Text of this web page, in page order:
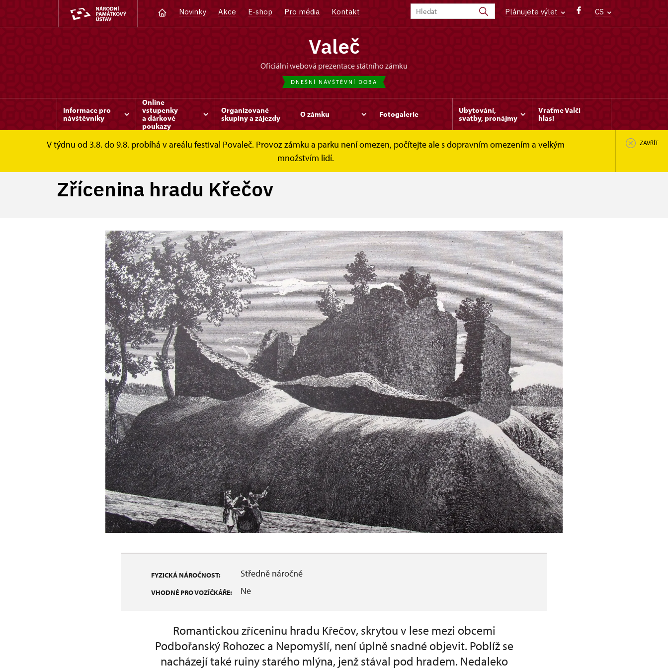
Novinky Akce E-shop Pro média Kontakt Plánujete výlet CS
Valeč
oficiální webová prezentace státního zámku
DNEŠNÍ NÁVŠTĚVNÍ DOBA
Informace pro
návštěvníky
Online
vstupenky
a dárkové
poukazy
Organizované
skupiny a zájezdy
O zámku Fotogalerie
Ubytování,
svatby, pronájmy
Vraťme Valči
hlas!
V týdnu od 3.8. do 9.8. probíhá v areálu festival Povaleč. Provoz zámku a parku není omezen, počítejte ale s dopravním omezením a velkým
množstvím lidí.
ZAVŘÍT
Valeč Tipy na výlet Zřícenina hradu Křečov
Zřícenina hradu Křečov
FYZICKÁ NÁROČNOST: Středně náročné
VHODNÉ PRO VOZÍČKÁŘE: Ne
Romantickou zříceninu hradu Křečov, skrytou v lese mezi obcemi
Podbořanský Rohozec a Nepomyšlí, není úplně snadné objevit. Poblíž se
nacházejí také ruiny starého mlýna, jenž stával pod hradem. Nedaleko